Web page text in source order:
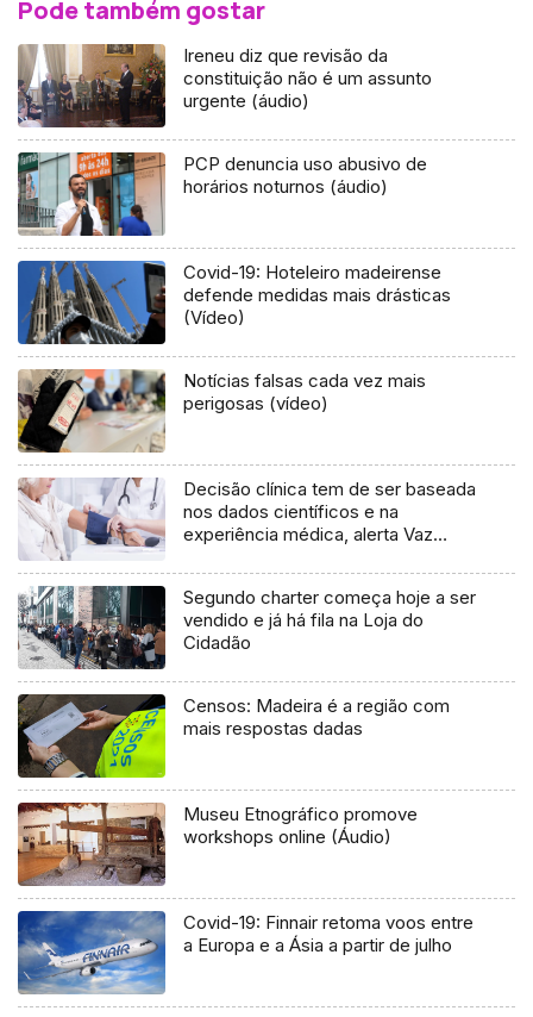
Pode também gostar
Ireneu diz que revisão da
constituição não é um assunto
urgente (áudio)
PCP denuncia uso abusivo de
horários noturnos (áudio)
Covid-19: Hoteleiro madeirense
defende medidas mais drásticas
(Vídeo)
Notícias falsas cada vez mais
perigosas (vídeo)
Decisão clínica tem de ser baseada
nos dados científicos e na
experiência médica, alerta Vaz
Segundo charter começa hoje a ser
vendido e já há fila na Loja do
Cidadão
Censos: Madeira é a região com
mais respostas dadas
Museu Etnográfico promove
workshops online (Áudio)
Covid-19: Finnair retoma voos entre
a Europa e a Ásia a partir de julho